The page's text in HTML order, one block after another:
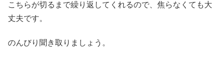
こちらが切るまで繰り返してくれるので、焦らなくても大
丈夫です。
のんびり聞き取りましょう。